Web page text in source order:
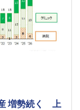
増勢続く 上